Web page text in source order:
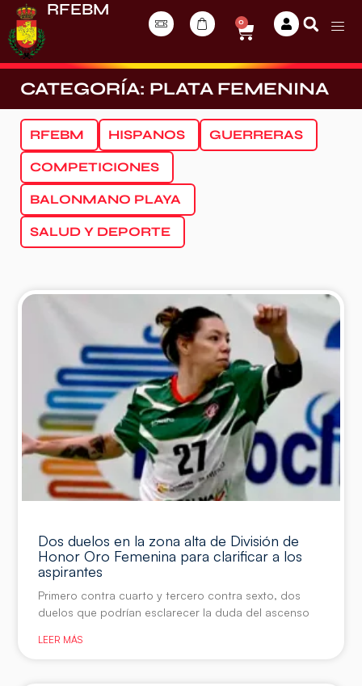
RFEBM
0
CATEGORÍA: PLATA FEMENINA
RFEBM HISPANOS GUERRERAS
COMPETICIONES
BALONMANO PLAYA
SALUD Y DEPORTE
Dos duelos en la zona alta de División de
Honor Oro Femenina para clarificar a los
aspirantes
Primero contra cuarto y tercero contra sexto, dos
duelos que podrían esclarecer la duda del ascenso
LEER MÁS